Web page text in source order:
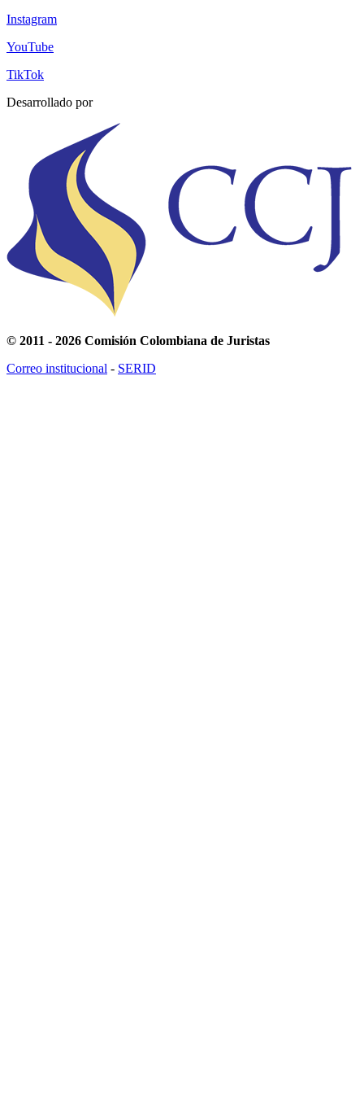
Instagram
YouTube
TikTok
Desarrollado por
© 2011 - 2026 Comisión Colombiana de Juristas
Correo institucional - SERID